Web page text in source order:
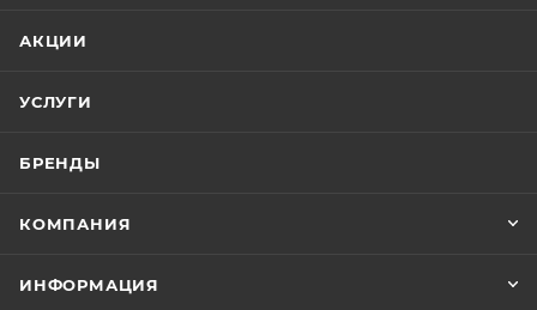
АКЦИИ
УСЛУГИ
БРЕНДЫ
КОМПАНИЯ
ИНФОРМАЦИЯ